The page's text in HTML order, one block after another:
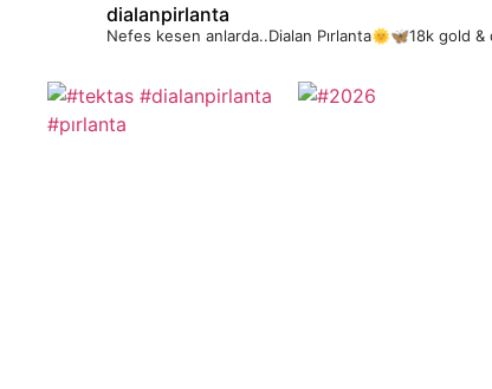
dialanpirlanta
Nefes kesen anlarda..Dialan Pırlanta🌞🦋18k gold